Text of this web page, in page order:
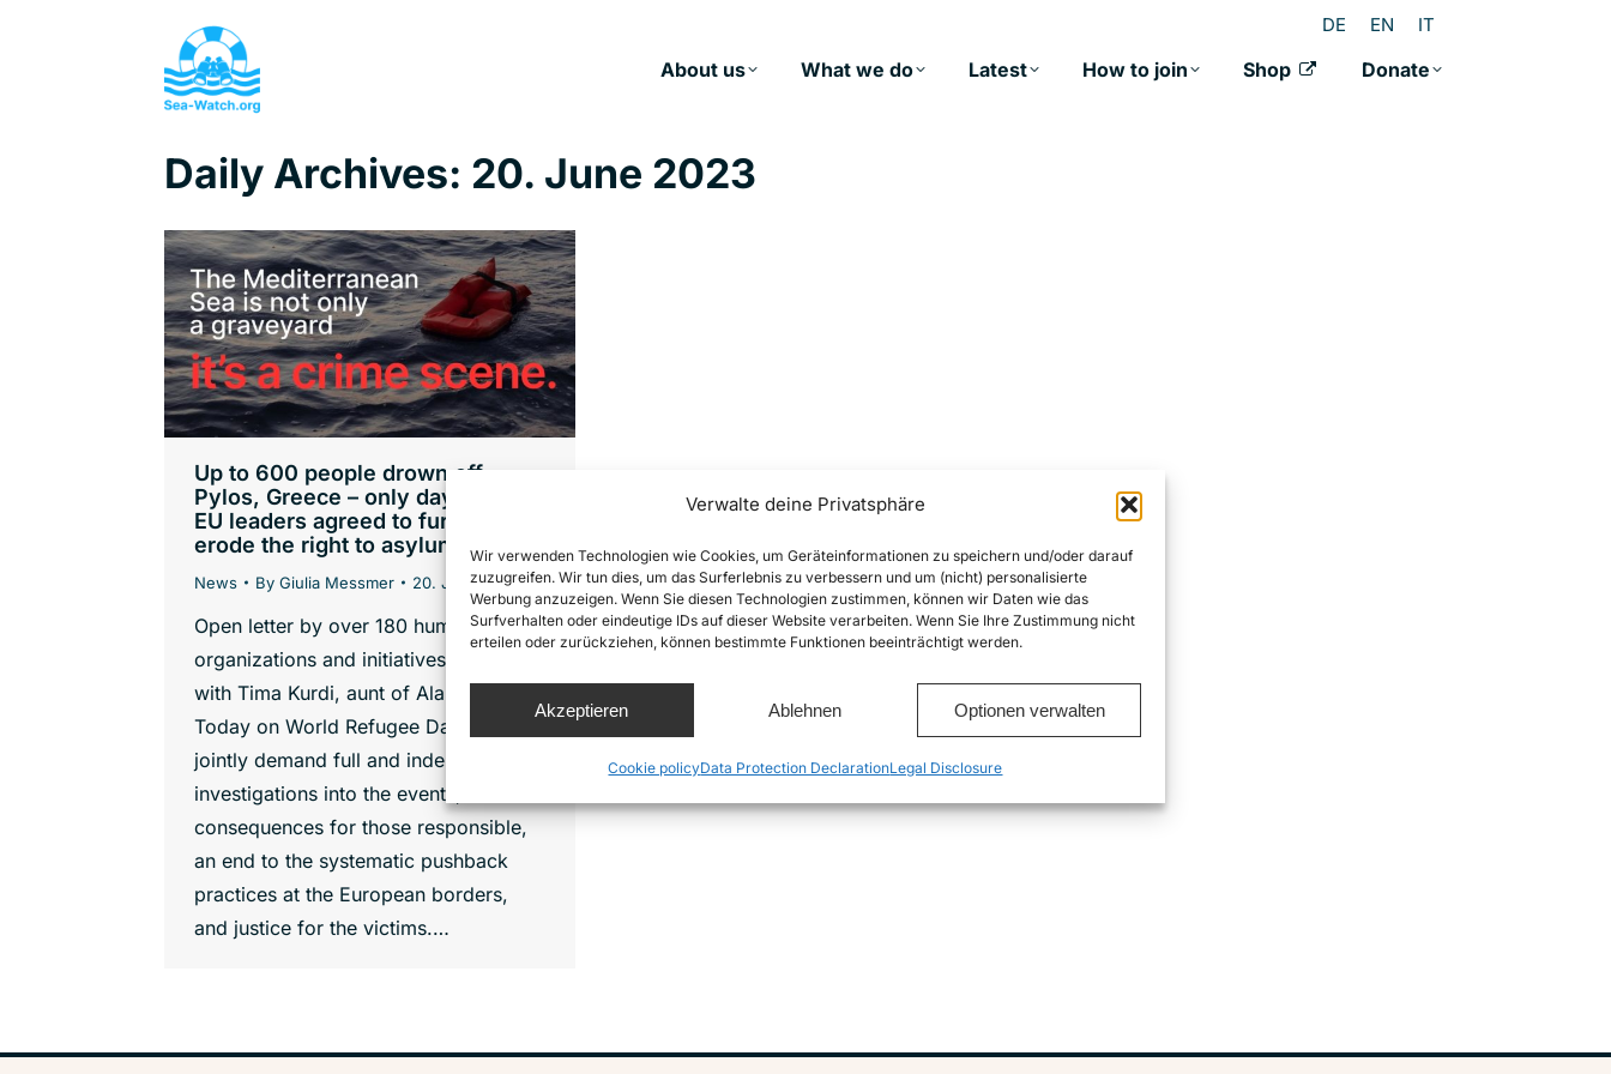
Verwalte deine Privatsphäre
Wir verwenden Technologien wie Cookies, um Geräteinformationen zu speichern und/oder darauf
zuzugreifen. Wir tun dies, um das Surferlebnis zu verbessern und um (nicht) personalisierte
Werbung anzuzeigen. Wenn Sie diesen Technologien zustimmen, können wir Daten wie das
Surfverhalten oder eindeutige IDs auf dieser Website verarbeiten. Wenn Sie Ihre Zustimmung nicht
erteilen oder zurückziehen, können bestimmte Funktionen beeinträchtigt werden.
Akzeptieren Ablehnen Optionen verwalten
Cookie policyData Protection DeclarationLegal Disclosure
DE EN IT
About us What we do Latest How to join Shop Donate
Daily Archives: 20. June 2023
Up to 600 people drown off
Pylos, Greece – only days after
EU leaders agreed to further
erode the right to asylum
News By Giulia Messmer 20. June 2023
Open letter by over 180 human rights
organizations and initiatives together
with Tima Kurdi, aunt of Alan Kurdi.
Today on World Refugee Day, we
jointly demand full and independent
investigations into the events, clear
consequences for those responsible,
an end to the systematic pushback
practices at the European borders,
and justice for the victims.…